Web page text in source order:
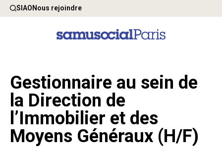
SIAONous rejoindre
Gestionnaire au sein de
la Direction de
l’Immobilier et des
Moyens Généraux (H/F)